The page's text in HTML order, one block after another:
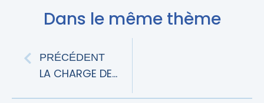
Dans le même thème
PRÉCÉDENT
LA CHARGE DE LA PREUVE DE L’IMPUTABILITÉ D’UN DÉSORDRE